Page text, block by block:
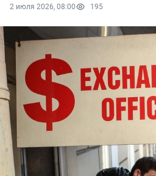
2 июля 2026, 08:00 195